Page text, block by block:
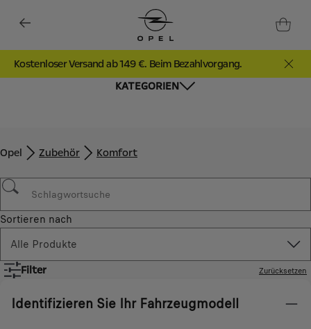
Kostenloser Versand ab 149 €. Beim Bezahlvorgang.
KATEGORIEN
Opel Zubehör​ Komfort
Sortieren nach
Alle Produkte
Filter Zurücksetzen
Identifizieren Sie Ihr Fahrzeugmodell